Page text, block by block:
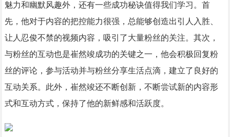
魅力和幽默风趣外，还有一些成功秘诀值得我们学习。首
先，他对于内容的把控能力很强，总能够创造出引人入胜、
让人忍俊不禁的视频内容，吸引了大量粉丝的关注。其次，
与粉丝的互动也是崔然竣成功的关键之一，他会积极回复粉
丝的评论，参与活动并与粉丝分享生活点滴，建立了良好的
互动关系。此外，崔然竣还不断创新，不断尝试新的内容形
式和互动方式，保持了他的新鲜感和活跃度。